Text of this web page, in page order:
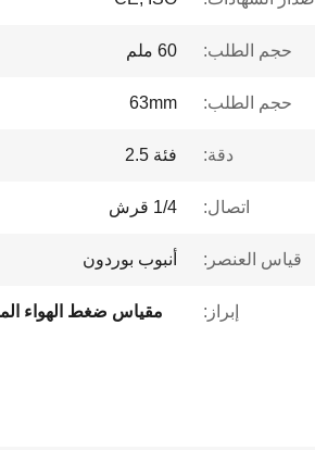
حجم الطلب: 60 ملم
حجم الطلب: 63mm
دقة: فئة 2.5
اتصال: 1/4 قرش
قياس العنصر: أنبوب بوردون
إبراز: مقياس ضغط الهواء